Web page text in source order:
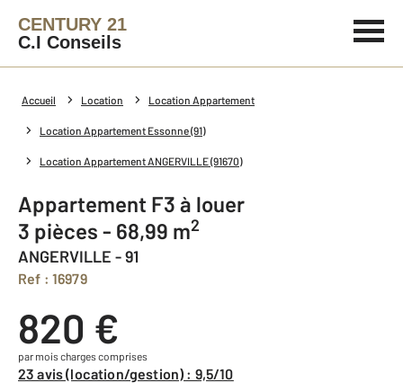
CENTURY 21
C.I Conseils
Accueil Location Location Appartement
Location Appartement Essonne (91)
Location Appartement ANGERVILLE (91670)
Appartement F3 à louer
3 pièces - 68,99 m2
ANGERVILLE - 91
Ref : 16979
820 €
par mois charges comprises
23 avis (location/gestion) : 9,5/10